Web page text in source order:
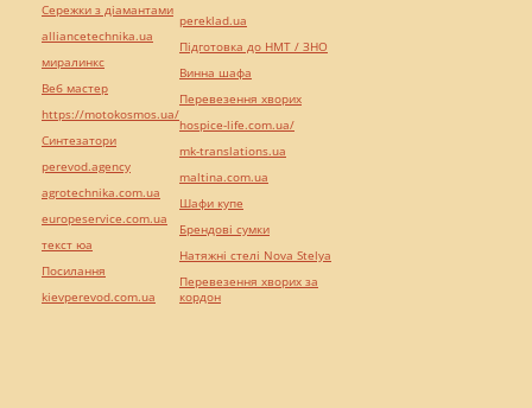
Сережки з діамантами
alliancetechnika.ua
миралинкс
Веб мастер
https://motokosmos.ua/
Синтезатори
perevod.agency
agrotechnika.com.ua
europeservice.com.ua
текст юа
Посилання
kievperevod.com.ua
pereklad.ua
Підготовка до НМТ / ЗНО
Винна шафа
Перевезення хворих
hospice-life.com.ua/
mk-translations.ua
maltina.com.ua
Шафи купе
Брендові сумки
Натяжні стелі Nova Stelya
Перевезення хворих за
кордон